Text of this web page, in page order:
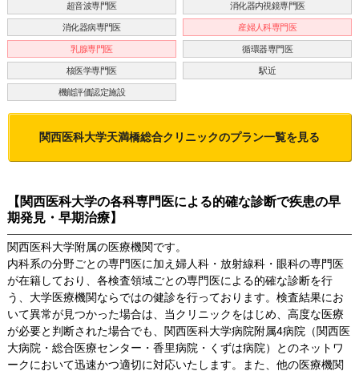
超音波専門医 消化器内視鏡専門医
消化器病専門医 産婦人科専門医
乳腺専門医 循環器専門医
核医学専門医 駅近
機能評価認定施設
関西医科大学天満橋総合クリニックのプラン一覧を見る
【関西医科大学の各科専門医による的確な診断で疾患の早
期発見・早期治療】
関西医科大学附属の医療機関です。
内科系の分野ごとの専門医に加え婦人科・放射線科・眼科の専門医
が在籍しており、各検査領域ごとの専門医による的確な診断を行
う、大学医療機関ならではの健診を行っております。検査結果にお
いて異常が見つかった場合は、当クリニックをはじめ、高度な医療
が必要と判断された場合でも、関西医科大学病院附属4病院（関西医
大病院・総合医療センター・香里病院・くずは病院）とのネットワ
ークにおいて迅速かつ適切に対応いたします。また、他の医療機関